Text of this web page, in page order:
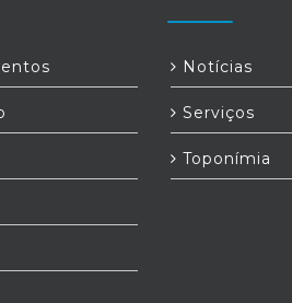
Notícias
Serviços
Toponímia